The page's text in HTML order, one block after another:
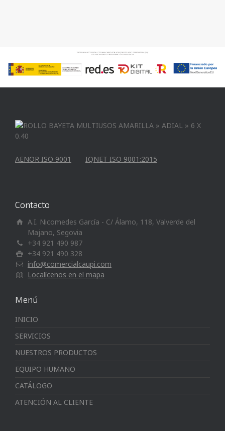
AENOR ISO 9001 IQNET ISO 9001:2015
Contacto
A.I. Nicomedes García - C/ Álamo, 118, Valverde del
Majano, Segovia
+34 921 490 987
+34 921 490 328
info@comercialcaupi.com
Localícenos en el mapa
Menú
INICIO
SERVICIOS
NUESTROS PRODUCTOS
EQUIPO HUMANO
CATÁLOGO
ATENCIÓN AL CLIENTE